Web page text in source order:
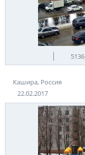
5136
Кашира, Россия
22.02.2017